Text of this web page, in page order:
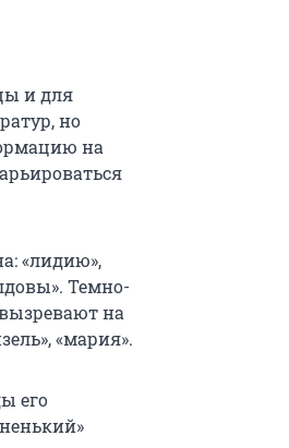
и для
но
на
«лидию»,
Темно-
на
«мария».
его